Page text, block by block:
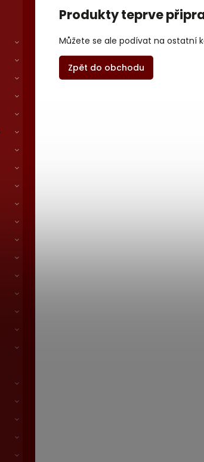
Produkty teprve
Můžete se ale podívat na ostatní
Zpět do obchodu